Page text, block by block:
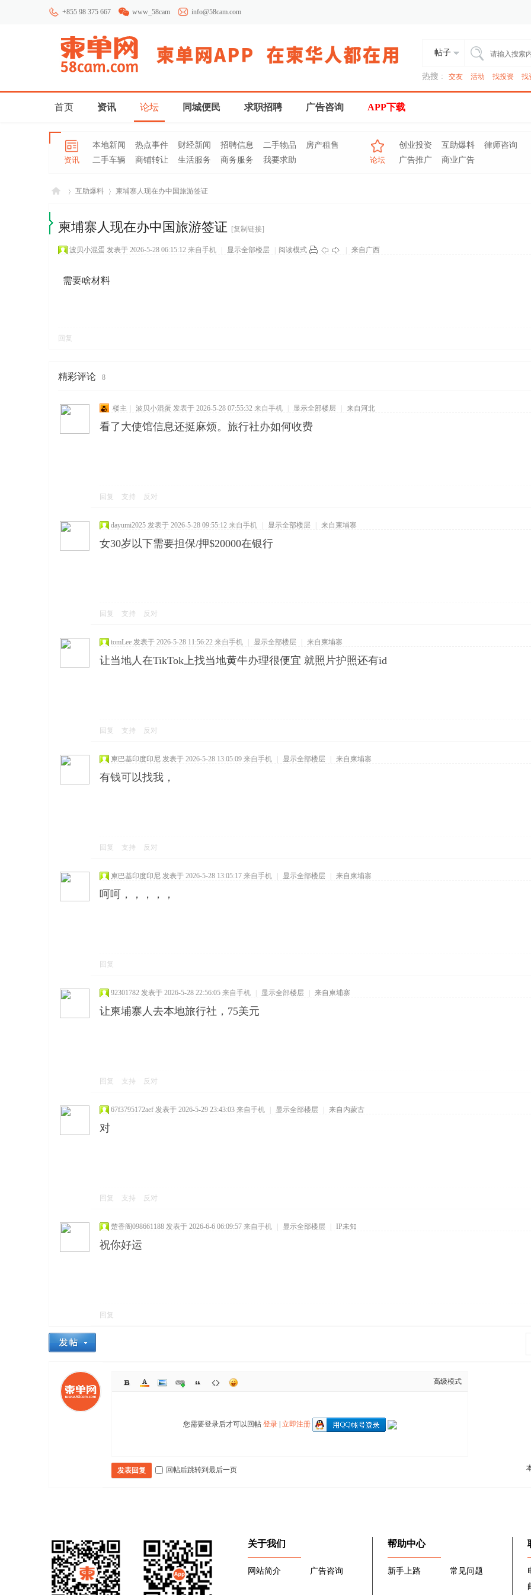
+855 98 375 667 www_58cam info@58cam.com
帖子
热搜 : 交友 活动 找投资 找
首页 资讯 论坛 同城便民 求职招聘 广告咨询 APP下载
资讯
本地新闻 热点事件 财经新闻 招聘信息 二手物品
房产租售
二手车辆
商铺转让 生活服务 商务服务 我要求助 论坛
创业投资 互助爆料
律师咨询
广告推广
商业广告
互助爆料 柬埔寨人现在办中国旅游签证
柬埔寨人现在办中国旅游签证 [复制链接]
波贝小混蛋 发表于 2026-5-28 06:15:12 来自手机 显示全部楼层 阅读模式 来自广西
需要啥材料
回复
精彩评论 8
楼主 波贝小混蛋 发表于 2026-5-28 07:55:32 来自手机 显示全部楼层 来自河北
看了大使馆信息还挺麻烦。旅行社办如何收费
回复 支持 反对
dayumi2025 发表于 2026-5-28 09:55:12 来自手机 显示全部楼层 来自柬埔寨
女30岁以下需要担保/押$20000在银行
回复 支持 反对
tomLee 发表于 2026-5-28 11:56:22 来自手机 显示全部楼层 来自柬埔寨
让当地人在TikTok上找当地黄牛办理很便宜 就照片护照还有id
回复 支持 反对
柬巴基印度印尼 发表于 2026-5-28 13:05:09 来自手机 显示全部楼层 来自柬埔寨
有钱可以找我，
回复 支持 反对
柬巴基印度印尼 发表于 2026-5-28 13:05:17 来自手机 显示全部楼层 来自柬埔寨
呵呵，，，，，
回复
92301782 发表于 2026-5-28 22:56:05 来自手机 显示全部楼层 来自柬埔寨
让柬埔寨人去本地旅行社，75美元
回复 支持 反对
67f3795172aef 发表于 2026-5-29 23:43:03 来自手机 显示全部楼层 来自内蒙古
对
回复 支持 反对
楚香阁098661188 发表于 2026-6-6 06:09:57 来自手机 显示全部楼层 IP未知
祝你好运
回复
高级模式
您需要登录后才可以回帖 登录| 立即注册
发表回复 回帖后跳转到最后一页
关于我们
网站简介 广告咨询
帮助中心
新手上路 常见问题